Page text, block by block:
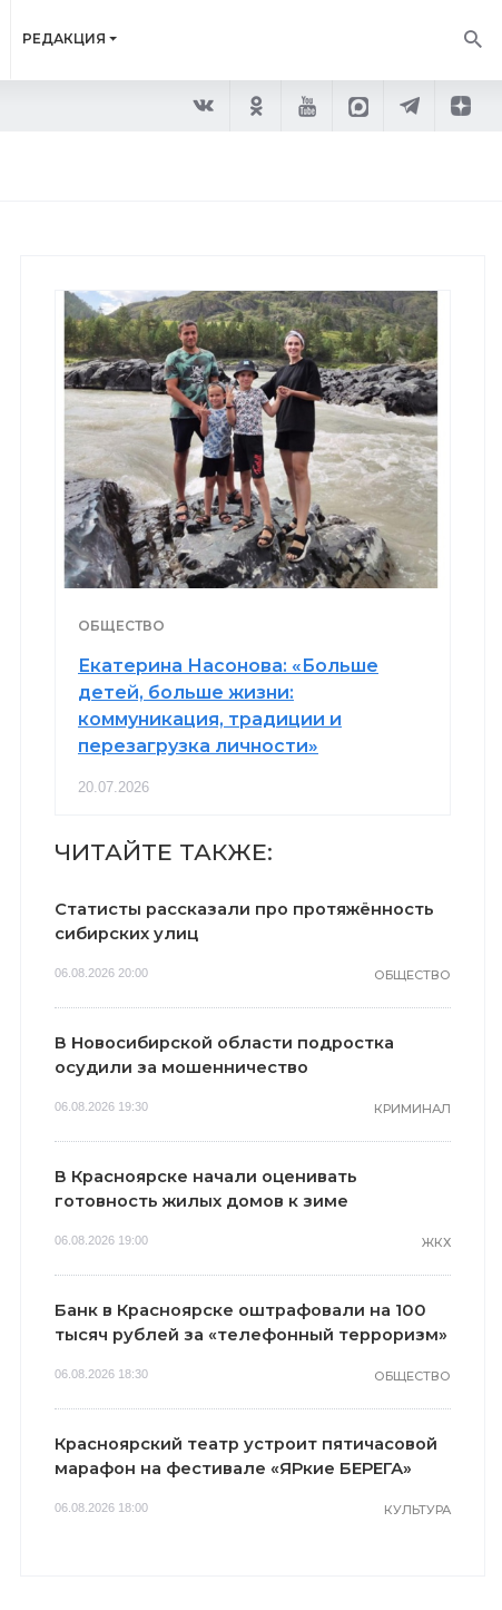
РЕДАКЦИЯ
ОБЩЕСТВО
Екатерина Насонова: «Больше
детей, больше жизни:
коммуникация, традиции и
перезагрузка личности»
20.07.2026
ЧИТАЙТЕ ТАКЖЕ:
Статисты рассказали про протяжённость
сибирских улиц
06.08.2026 20:00 ОБЩЕСТВО
В Новосибирской области подростка
осудили за мошенничество
06.08.2026 19:30 КРИМИНАЛ
В Красноярске начали оценивать
готовность жилых домов к зиме
06.08.2026 19:00 ЖКХ
Банк в Красноярске оштрафовали на 100
тысяч рублей за «телефонный терроризм»
06.08.2026 18:30 ОБЩЕСТВО
Красноярский театр устроит пятичасовой
марафон на фестивале «ЯРкие БЕРЕГА»
06.08.2026 18:00 КУЛЬТУРА